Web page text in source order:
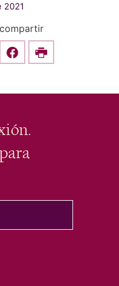
2021
compartir
Share this on Facebook
Print